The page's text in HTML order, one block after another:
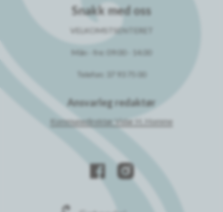
Snakk med oss
VELKOMSTSENTERET
Mån - fre: 09:00 - 14.00
Telefon: 37 93 75 00
Ansvarleg redaktør
Kommunedirektør Vidar H. Homme